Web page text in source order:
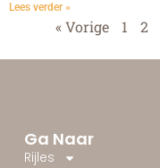
Lees verder »
« Vorige 1 2
Ga Naar
Rijles